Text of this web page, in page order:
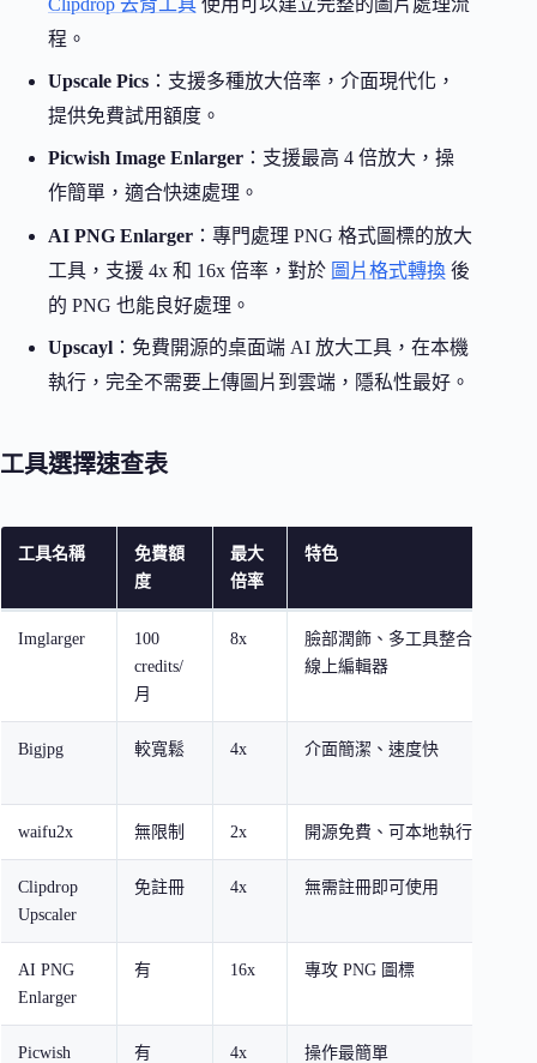
程。
Upscale Pics ：支援多種放大倍率，介面現代化，
提供免費試用額度。
Picwish Image Enlarger ：支援最高 4 倍放大，操
作簡單，適合快速處理。
AI PNG Enlarger ：專門處理 PNG 格式圖標的放大
工具，支援 4x 和 16x 倍率，對於 圖片格式轉換 後
的 PNG 也能良好處理。
Upscayl ：免費開源的桌面端 AI 放大工具，在本機
執行，完全不需要上傳圖片到雲端，隱私性最好。
工具選擇速查表
工具名稱
免費額
度
最大
倍率
特色
Imglarger
100
credits/
月
8x
臉部潤飾、多工具整合、
線上編輯器
Bigjpg 較寬鬆 4x 介面簡潔、速度快
waifu2x 無限制 2x 開源免費、可本地執行
Clipdrop
Upscaler
免註冊 4x 無需註冊即可使用
AI PNG
Enlarger
有 16x 專攻 PNG 圖標
Picwish
有 4x 操作最簡單